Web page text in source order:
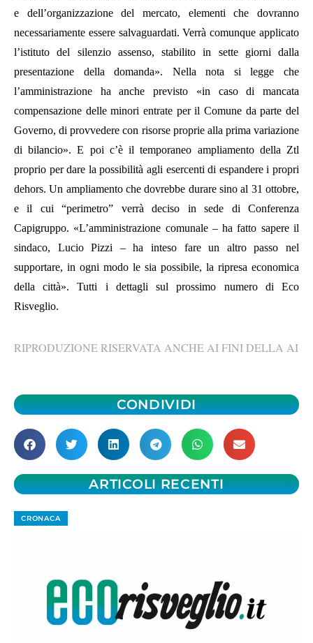
e dell’organizzazione del mercato, elementi che dovranno
necessariamente essere salvaguardati. Verrà comunque applicato
l’istituto del silenzio assenso, stabilito in sette giorni dalla
presentazione della domanda». Nella nota si legge che
l’amministrazione haanche previsto «in caso di mancata
compensazione delle minori entrate per il Comune da parte del
Governo, di provvedere con risorse proprie alla prima variazione
di bilancio».E poi c’è il temporaneo ampliamento della Ztl
proprio per dare la possibilità agli esercenti di espandere i propri
dehors. Un ampliamento che dovrebbe durare sino al 31 ottobre,
e il cui “perimetro” verrà deciso in sede di Conferenza
Capigruppo. «L’amministrazione comunale –ha fatto sapere il
sindaco, Lucio Pizzi –ha inteso fare un altro passo nel
supportare, in ogni modo le sia possibile, la ripresa economica
dellacittà».Tutti i dettagli sul prossimo numero di Eco
Risveglio.
RIPRODUZIONE RISERVATA ANCHE AI FINI DELLA AI
CONDIVIDI
ARTICOLI RECENTI
CRONACA